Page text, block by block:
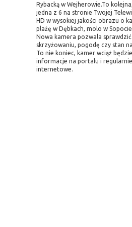
Rybacką w Wejherowie.To
jedna z 6 na stronie Twojej
HD w wysokiej jakości obrazu o
plażę w Dębkach, molo w
Nowa kamera pozwala
skrzyżowaniu, pogodę czy stan
To nie koniec, kamer wciąż
informacje na portalu i
internetowe.